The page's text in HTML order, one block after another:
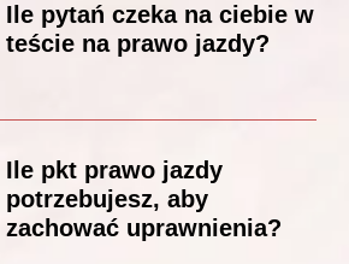
Ile pytań czeka na ciebie w
teście na prawo jazdy?
Ile pkt prawo jazdy
potrzebujesz, aby
zachować uprawnienia?